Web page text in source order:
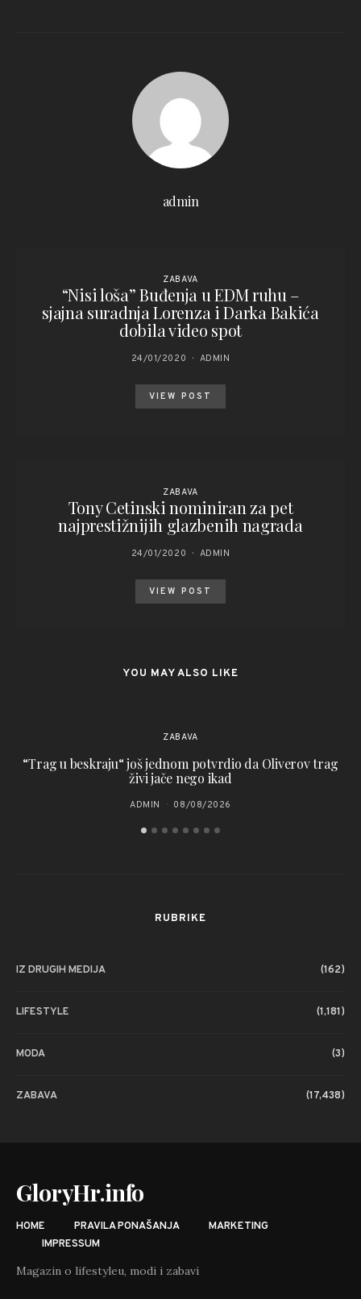
admin
ZABAVA
“Nisi loša” Buđenja u EDM ruhu –
sjajna suradnja Lorenza i Darka Bakića
dobila video spot
24/01/2020 ADMIN
VIEW POST
ZABAVA
Tony Cetinski nominiran za pet
najprestižnijih glazbenih nagrada
24/01/2020 ADMIN
VIEW POST
YOU MAY ALSO LIKE
ZABAVA
“Trag u beskraju“ još jednom potvrdio da Oliverov trag
živi jače nego ikad
ADMIN 08/08/2026
RUBRIKE
IZ DRUGIH MEDIJA (162)
LIFESTYLE (1,181)
MODA (3)
ZABAVA (17,438)
GloryHr.info
HOME PRAVILA PONAŠANJA
MARKETING
IMPRESSUM
Magazin o lifestyleu, modi i zabavi